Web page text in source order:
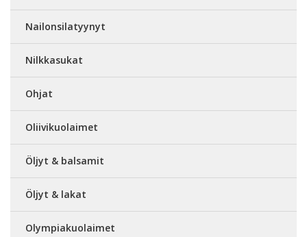
Nailonsilatyynyt
Nilkkasukat
Ohjat
Oliivikuolaimet
Öljyt & balsamit
Öljyt & lakat
Olympiakuolaimet